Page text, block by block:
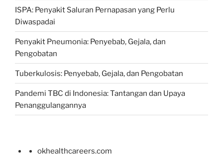
ISPA: Penyakit Saluran Pernapasan yang Perlu
Diwaspadai
Penyakit Pneumonia: Penyebab, Gejala, dan
Pengobatan
Tuberkulosis: Penyebab, Gejala, dan Pengobatan
Pandemi TBC di Indonesia: Tantangan dan Upaya
Penanggulangannya
okhealthcareers.com